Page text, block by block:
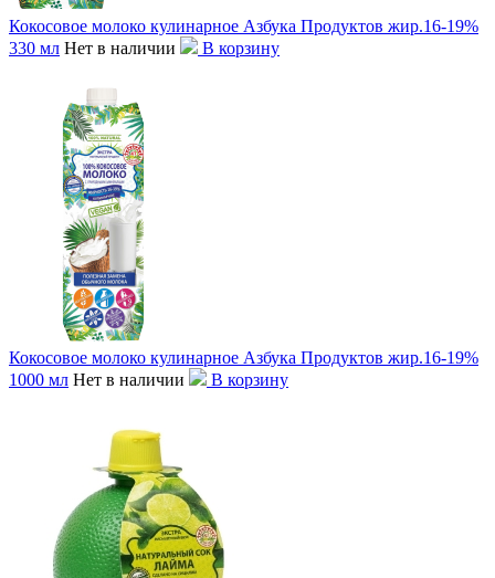
Кокосовое молоко кулинарное Азбука Продуктов жир.16-19%
330 мл Нет в наличии В корзину
Кокосовое молоко кулинарное Азбука Продуктов жир.16-19%
1000 мл Нет в наличии В корзину